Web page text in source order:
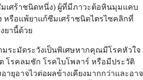
มเศร้าชนิดหนึ่ง) ผู้ที่มีภาวะต้อหินมุมแคบ
หรือแพ้ยาแก้ซึมเศร้าชนิดไตรไซคลิกที่
ยานี้ด้วย
ระมัดระวังเป็นพิเศษหากคุณมีโรคหัวใจ
โรคลมชัก โรคไบโพลาร์ หรือมีประวัติ
ายุอาจไวต่อผลข้างเคียงมากกว่าและอาจ